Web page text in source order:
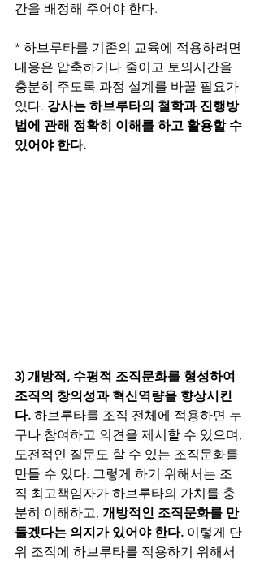
간을 배정해 주어야 한다.
* 하브루타를 기존의 교육에 적용하려면
내용은 압축하거나 줄이고 토의시간을
충분히 주도록 과정 설계를 바꿀 필요가
있다. 강사는 하브루타의 철학과 진행방
법에 관해 정확히 이해를 하고 활용할 수
있어야 한다.
3) 개방적, 수평적 조직문화를 형성하여
조직의 창의성과 혁신역량을 향상시킨
다. 하브루타를 조직 전체에 적용하면 누
구나 참여하고 의견을 제시할 수 있으며,
도전적인 질문도 할 수 있는 조직문화를
만들 수 있다. 그렇게 하기 위해서는 조
직 최고책임자가 하브루타의 가치를 충
분히 이해하고, 개방적인 조직문화를 만
들겠다는 의지가 있어야 한다. 이렇게 단
위 조직에 하브루타를 적용하기 위해서